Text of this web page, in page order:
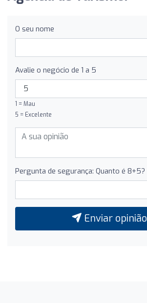
O seu nome
Avalie o negócio de 1 a 5
1 = Mau
5 = Excelente
Pergunta de segurança: Quanto é 8+5?
Enviar opinião